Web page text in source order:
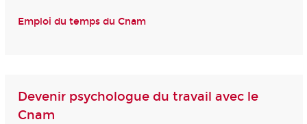
Emploi du temps du Cnam
Devenir psychologue du travail avec le
Cnam